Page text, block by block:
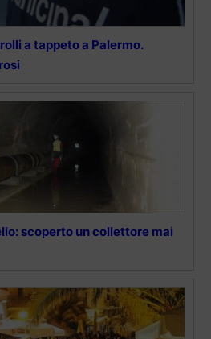
a tappeto a Palermo.
scoperto un collettore mai